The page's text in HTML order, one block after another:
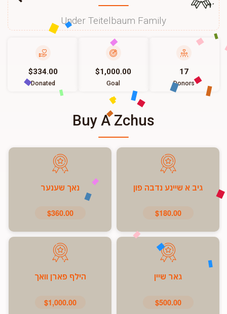
Under Teitelbaum Family
113
$334.00
Donated
$1,000.00
Goal
17
Donors
Buy A Zchus
גיב א שיינע נדבה פון
$180.00
נאך שענער
$360.00
גאר שיין
$500.00
הילף פארן וואך
$1,000.00